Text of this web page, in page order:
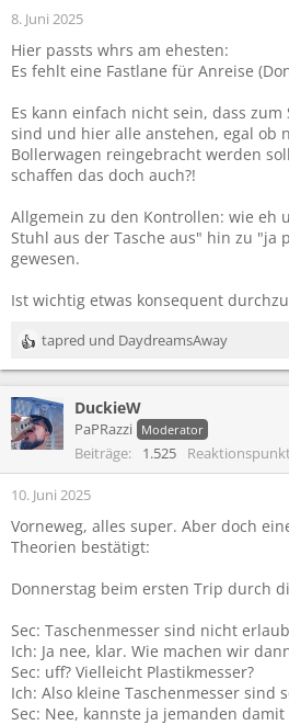
:
8. Juni 2025
Hier passts whrs am ehesten:
Es fehlt eine Fastlane für Anreise
Es kann einfach nicht sein, dass zum
sind und hier alle anstehen, egal ob
Bollerwagen reingebracht werden
schaffen das doch auch?!
Allgemein zu den Kontrollen: wie eh
Stuhl aus der Tasche aus" hin zu "ja
gewesen.
Ist wichtig etwas konsequent
R
e
k
t
i
n
e
n
:
tapred und DaydreamsAway
DuckieW
PaPRazzi Moderator
Beiträge 1.525
10. Juni 2025
Vorneweg, alles super. Aber doch
Theorien bestätigt:
Donnerstag beim ersten Trip durch
Sec: Taschenmesser sind nicht
Ich: Ja nee, klar. Wie machen wir
Sec: uff? Vielleicht Plastikmesser?
Ich: Also kleine Taschenmesser sind
Sec: Nee, kannste ja jemanden